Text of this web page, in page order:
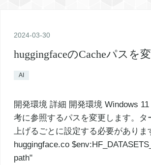
2024-03-30
huggingfaceのCacheパスを
AI
開発環境 詳細 開発環境 Windows
考に参照するパスを変更します。タ
上げるごとに設定する必要がありま
huggingface.co
path"